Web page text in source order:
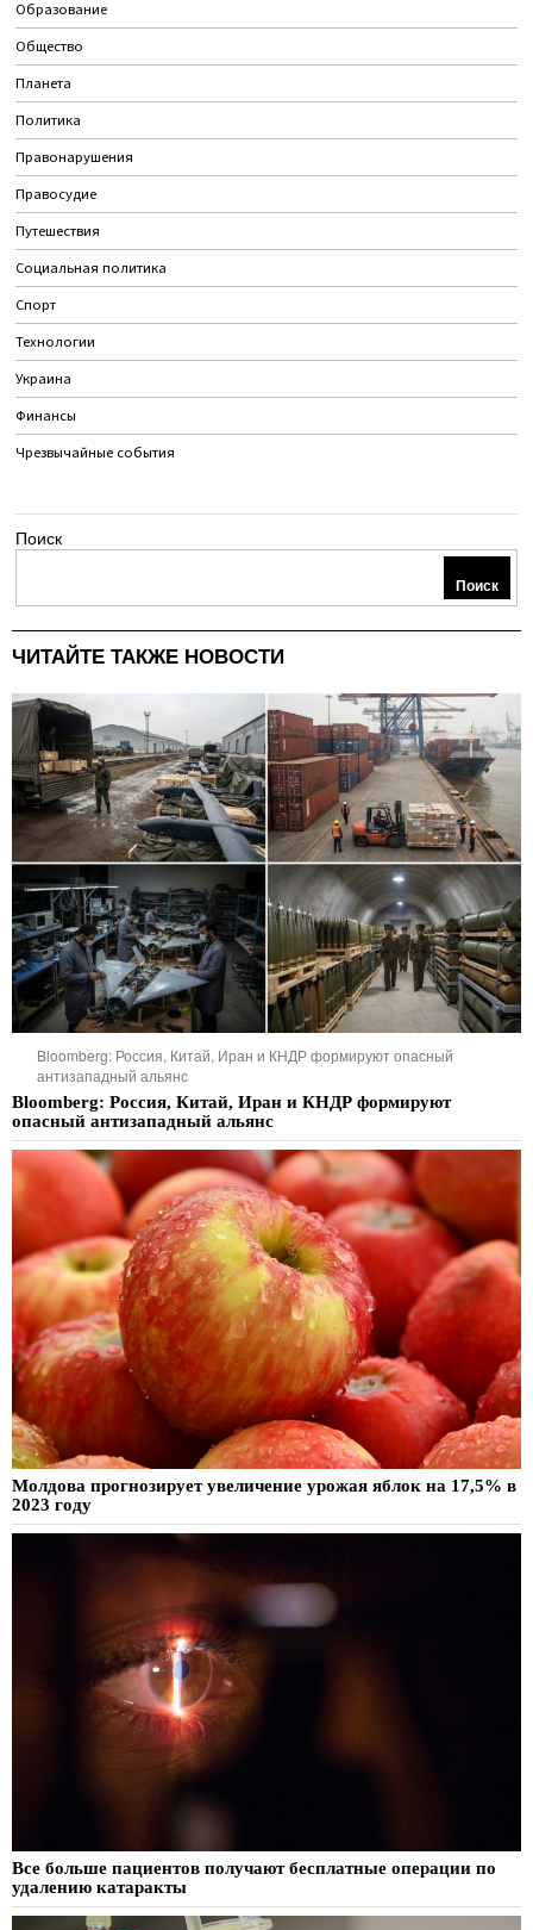
Образование
Общество
Планета
Политика
Правонарушения
Правосудие
Путешествия
Социальная политика
Спорт
Технологии
Украина
Финансы
Чрезвычайные события
Поиск
Поиск
ЧИТАЙТЕ ТАКЖЕ НОВОСТИ
Bloomberg: Россия, Китай, Иран и КНДР формируют опасный
антизападный альянс
Bloomberg: Россия, Китай, Иран и КНДР формируют
опасный антизападный альянс
Молдова прогнозирует увеличение урожая яблок на 17,5% в
2023 году
Все больше пациентов получают бесплатные операции по
удалению катаракты